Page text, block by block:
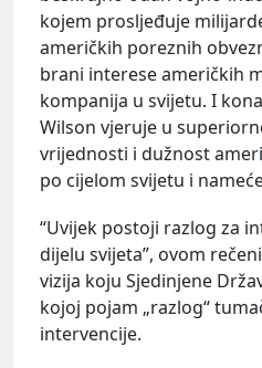
kojem prosljeđuje
američkih poreznih
brani interese američkih
kompanija u svijetu. I
Wilson vjeruje u
vrijednosti i dužnost
po cijelom svijetu i
“Uvijek postoji razlog za
dijelu svijeta”, ovom
vizija koju Sjedinjene
kojoj pojam „razlog“
intervencije.